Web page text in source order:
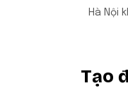
Hà Nội
Tạo